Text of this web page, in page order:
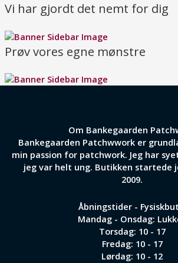
Vi har gjordt det nemt for dig
Prøv vores egne mønstre
Om Bankegaarden
Bankegaarden Patchwwork er
min passion for patchwork. Jeg har
jeg var helt ung. Butikken startede
2009.
Åbningstider -
Mandag - Onsdag:
Torsdag: 10 - 17
Fredag: 10 - 17
Lørdag: 10 - 12